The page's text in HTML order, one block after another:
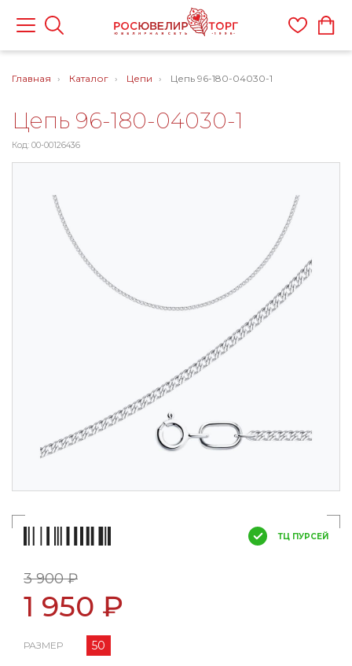
Главная Каталог Цепи Цепь 96-180-04030-1
Цепь 96-180-04030-1
Код: 00-00126436
ТЦ ПУРСЕЙ
3 900 ₽
1 950 ₽
РАЗМЕР 50